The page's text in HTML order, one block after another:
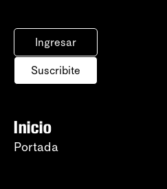
Ingresar
Suscribite
Inicio
Portada